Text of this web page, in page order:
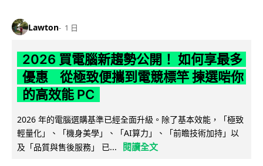
Lawton 1 日
2026 買電腦新趨勢公開！ 如何享最多
優惠 從極致便攜到電競標竿 揀選啱你
的高效能 PC
2026 年的電腦選購基準已經全面升級。除了基本效能，「極致
輕量化」、「機身美學」、「AI算力」、「前瞻技術加持」以
及「品質與售後服務」 已...
閱讀全文